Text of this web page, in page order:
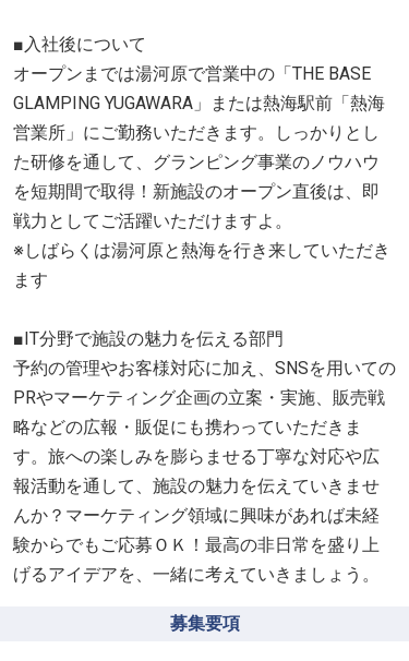
■入社後について
オープンまでは湯河原で営業中の「THE BASE
GLAMPING YUGAWARA」または熱海駅前「熱海
営業所」にご勤務いただきます。しっかりとし
た研修を通して、グランピング事業のノウハウ
を短期間で取得！新施設のオープン直後は、即
戦力としてご活躍いただけますよ。
※しばらくは湯河原と熱海を行き来していただき
ます
■IT分野で施設の魅力を伝える部門
予約の管理やお客様対応に加え、SNSを用いての
PRやマーケティング企画の立案・実施、販売戦
略などの広報・販促にも携わっていただきま
す。旅への楽しみを膨らませる丁寧な対応や広
報活動を通して、施設の魅力を伝えていきませ
んか？マーケティング領域に興味があれば未経
験からでもご応募ＯＫ！最高の非日常を盛り上
げるアイデアを、一緒に考えていきましょう。
募集要項